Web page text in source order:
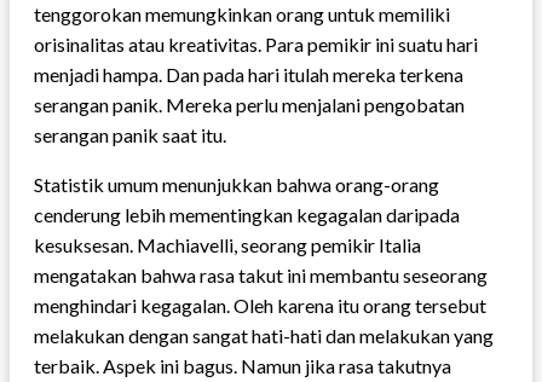
tenggorokan memungkinkan orang untuk memiliki
orisinalitas atau kreativitas. Para pemikir ini suatu hari
menjadi hampa. Dan pada hari itulah mereka terkena
serangan panik. Mereka perlu menjalani pengobatan
serangan panik saat itu.
Statistik umum menunjukkan bahwa orang-orang
cenderung lebih mementingkan kegagalan daripada
kesuksesan. Machiavelli, seorang pemikir Italia
mengatakan bahwa rasa takut ini membantu seseorang
menghindari kegagalan. Oleh karena itu orang tersebut
melakukan dengan sangat hati-hati dan melakukan yang
terbaik. Aspek ini bagus. Namun jika rasa takutnya